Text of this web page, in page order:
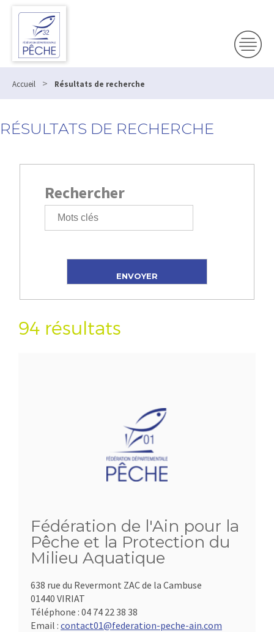
Accueil > Résultats de recherche
RÉSULTATS DE RECHERCHE
Rechercher
94 résultats
Fédération de l'Ain pour la
Pêche et la Protection du
Milieu Aquatique
638 rue du Revermont ZAC de la Cambuse
01440 VIRIAT
Téléphone : 04 74 22 38 38
Email : contact01@federation-peche-ain.com